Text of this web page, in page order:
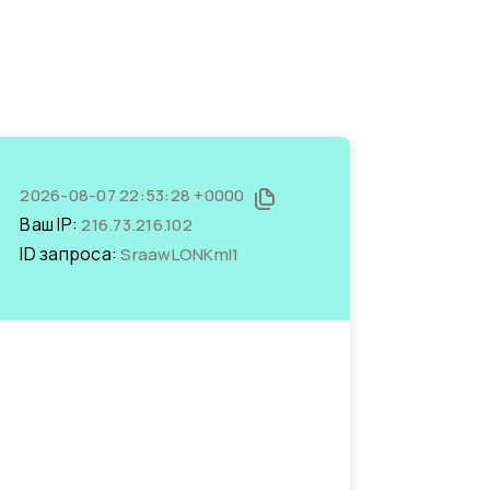
2026-08-07 22:53:28 +0000
Ваш IP:216.73.216.102
ID запроса:SraawLONKmI1